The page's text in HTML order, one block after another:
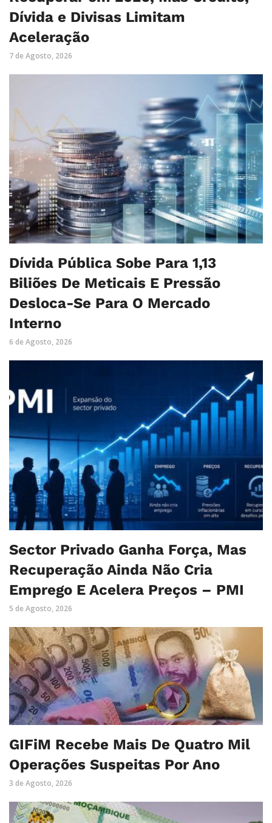
Dívida e Divisas Limitam
Aceleração
7 de Agosto, 2026
Dívida Pública Sobe Para 1,13
Biliões De Meticais E Pressão
Desloca-Se Para O Mercado
Interno
6 de Agosto, 2026
Sector Privado Ganha Força, Mas
Recuperação Ainda Não Cria
Emprego E Acelera Preços – PMI
5 de Agosto, 2026
GIFiM Recebe Mais De Quatro Mil
Operações Suspeitas Por Ano
3 de Agosto, 2026